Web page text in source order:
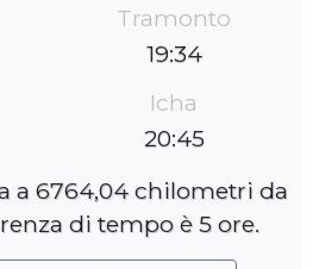
Tramonto
19:34
Icha
20:45
a 6764,04 chilometri da
di tempo è 5 ore.